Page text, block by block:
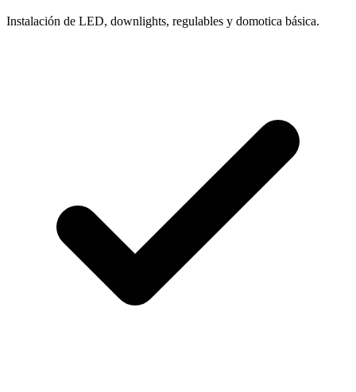
Instalación de LED, downlights, regulables y domotica básica.